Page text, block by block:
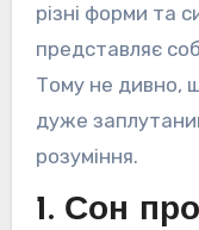
різні форми та
представляє
Тому не дивно,
дуже
розуміння.
1. Сон